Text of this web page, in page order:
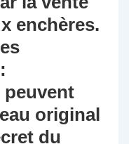
enchères.
original
du